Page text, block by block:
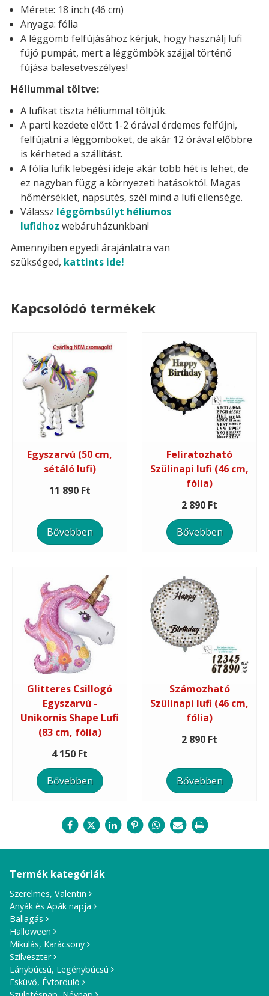
Mérete: 18 inch (46 cm)
Anyaga: fólia
A léggömb felfújásához kérjük, hogy használj lufi
fújó pumpát, mert a léggömbök szájjal történő
fújása balesetveszélyes!
Héliummal töltve:
A lufikat tiszta héliummal töltjük.
A parti kezdete előtt 1-2 órával érdemes felfújni,
felfújatni a léggömböket, de akár 12 órával előbbre
is kérheted a szállítást.
A fólia lufik lebegési ideje akár több hét is lehet, de
ez nagyban függ a környezeti hatásoktól. Magas
hőmérséklet, napsütés, szél mind a lufi ellensége.
Válassz léggömbsúlyt héliumos
lufidhoz webáruházunkban!
Amennyiben egyedi árajánlatra van
szükséged, kattints ide!
Kapcsolódó termékek
Egyszarvú (50 cm,
sétáló lufi)
11 890 Ft
Bővebben
Feliratozható
Szülinapi lufi (46 cm,
fólia)
2 890 Ft
Bővebben
Glitteres Csillogó
Egyszarvú -
Unikornis Shape Lufi
(83 cm, fólia)
4 150 Ft
Bővebben
Számozható
Szülinapi lufi (46 cm,
fólia)
2 890 Ft
Bővebben
Termék kategóriák
Szerelmes, Valentin
Anyák és Apák napja
Ballagás
Halloween
Mikulás, Karácsony
Szilveszter
Lánybúcsú, Legénybúcsú
Esküvő, Évforduló